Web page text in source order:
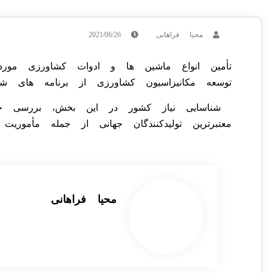
محیا فراهانی 2021/06/26
تأمین انواع ماشین ها و ادوات کشاورزی
توسعه مکانیزاسیون کشاورزی از برنامه
شناسایی نیاز کشور در این بخش، بررسی
معتبرترین تولیدکنندگان جهانی از جمله
محیا فراهانی